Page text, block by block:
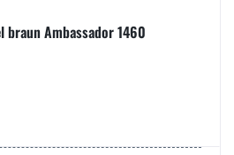
braun Ambassador 1460